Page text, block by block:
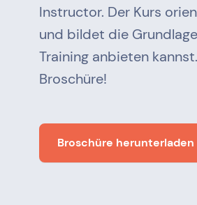
Instructor. Der Kurs
und bildet die
Training anbieten
Broschüre!
Broschüre herunterladen